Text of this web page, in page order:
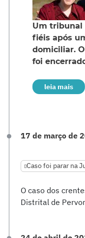
Um tribunal
fiéis após
domiciliar.
foi
leia mais
17 de março de
Caso foi parar na
O caso dos
Distrital de